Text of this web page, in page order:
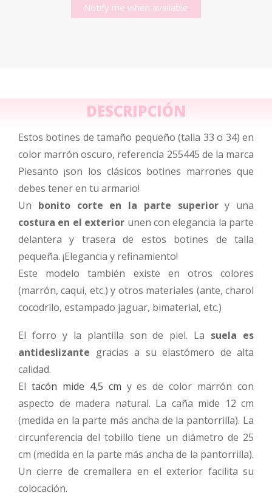
Notify me when available
DESCRIPCIÓN
Estos botines de tamaño pequeño (talla 33 o 34) en
color marrón oscuro, referencia 255445 de la marca
Piesanto ¡son los clásicos botines marrones que
debes tener en tu armario!
Un bonito corte en la parte superiory una
costura en el exterior unen con elegancia la parte
delantera y trasera de estos botines de talla
pequeña. ¡Elegancia y refinamiento!
Este modelo también existe en otros colores
(marrón, caqui, etc.) y otros materiales (ante, charol
cocodrilo, estampado jaguar, bimaterial, etc.)
El forro y la plantilla son de piel. La suela es
antideslizante gracias a su elastómero de alta
calidad.
El tacón mide 4,5 cm y es de color marrón con
aspecto de madera natural. La caña mide 12 cm
(medida en la parte más ancha de la pantorrilla). La
circunferencia del tobillo tiene un diámetro de 25
cm (medida en la parte más ancha de la pantorrilla).
Un cierre de cremallera en el exterior facilita su
colocación.